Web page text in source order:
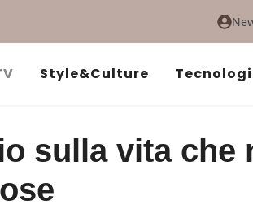
Style&Culture
sulla vita che